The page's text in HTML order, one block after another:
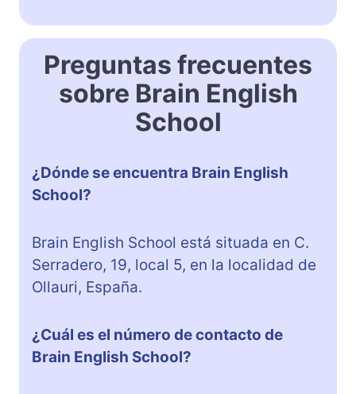
Preguntas frecuentes
sobre Brain English
School
¿Dónde se encuentra Brain English
School?
Brain English School está situada en C.
Serradero, 19, local 5, en la localidad de
Ollauri, España.
¿Cuál es el número de contacto de
Brain English School?